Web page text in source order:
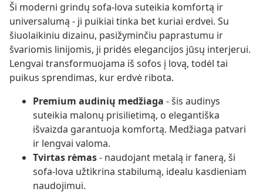
Ši moderni grindų sofa-lova suteikia komfortą ir
universalumą - ji puikiai tinka bet kuriai erdvei. Su
šiuolaikiniu dizainu, pasižyminčiu paprastumu ir
švariomis linijomis, ji pridės elegancijos jūsų interjerui.
Lengvai transformuojama iš sofos į lovą, todėl tai
puikus sprendimas, kur erdvė ribota.
Premium audinių medžiaga - šis audinys
suteikia malonų prisilietimą, o elegantiška
išvaizda garantuoja komfortą. Medžiaga patvari
ir lengvai valoma.
Tvirtas rėmas- naudojant metalą ir fanerą, ši
sofa-lova užtikrina stabilumą, idealu kasdieniam
naudojimui.